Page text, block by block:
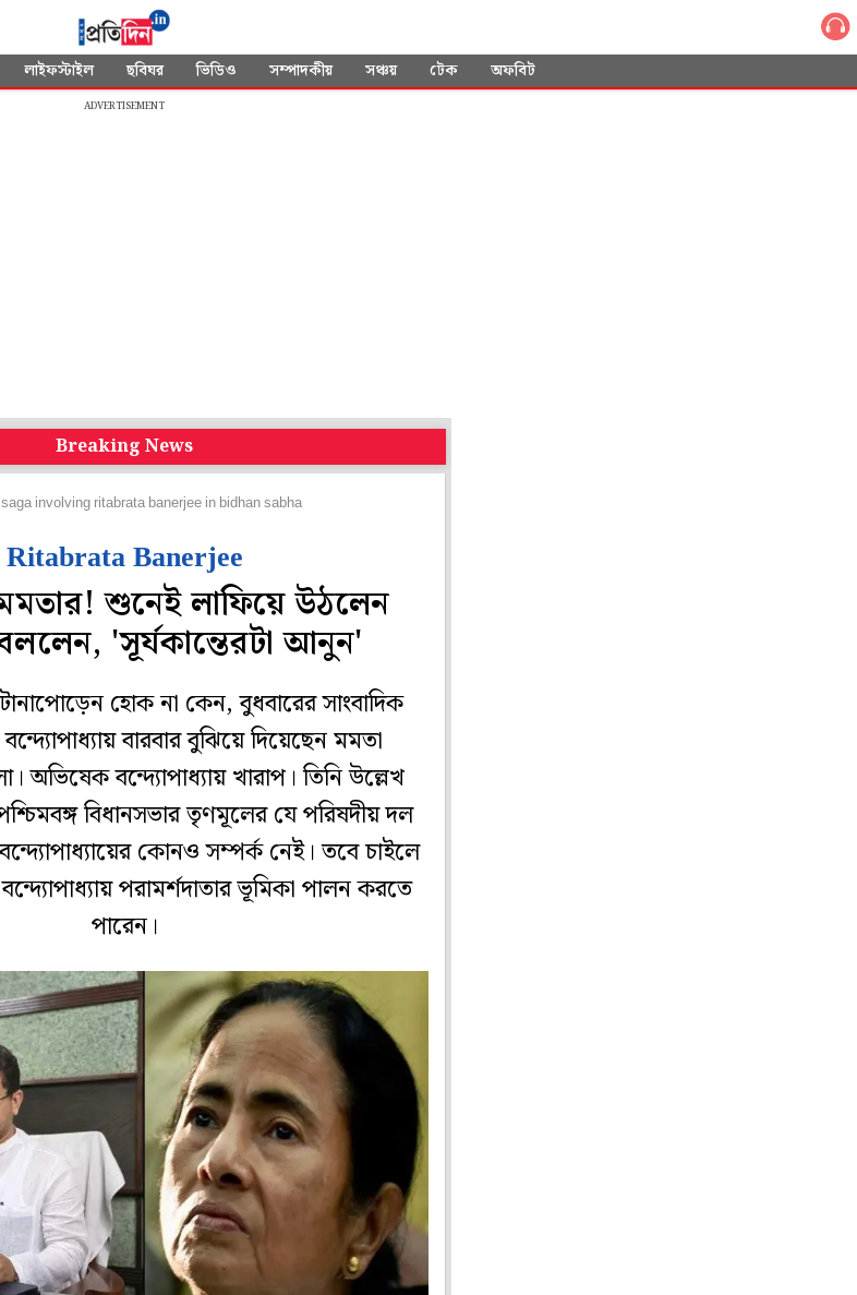
লাইফস্টাইল ছবিঘর ভিডিও সম্পাদকীয় সঞ্চয় টেক অফবিট
ADVERTISEMENT
Breaking News
involving ritabrata banerjee in bidhan sabha
Ritabrata Banerjee
শুনেই লাফিয়ে উঠলেন
'সূর্যকান্তেরটা আনুন'
হোক না কেন, বুধবারের সাংবাদিক
বারবার বুঝিয়ে দিয়েছেন মমতা
অভিষেক বন্দ্যোপাধ্যায় খারাপ। তিনি উল্লেখ
বিধানসভার তৃণমূলের যে পরিষদীয় দল
কোনও সম্পর্ক নেই। তবে চাইলে
পরামর্শদাতার ভূমিকা পালন করতে
পারেন।